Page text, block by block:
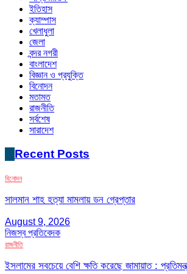
ইতিহাস
ক্যাম্পাস
খেলাধুলা
জেলা
বন্দর নগরী
বাংলাদেশ
বিজ্ঞান ও প্রযুক্তি
বিনোদন
মতামত
রাজনীতি
সর্বশেষ
সারাদেশ
Recent Posts
বিনোদন
সালমান শাহ হত্যা মামলায় ডন গ্রেপ্তার
August 9, 2026
নিজস্ব প্রতিবেদক
রাজনীতি
ইসলামের সবচেয়ে বেশি ক্ষতি করেছে জামায়াত :